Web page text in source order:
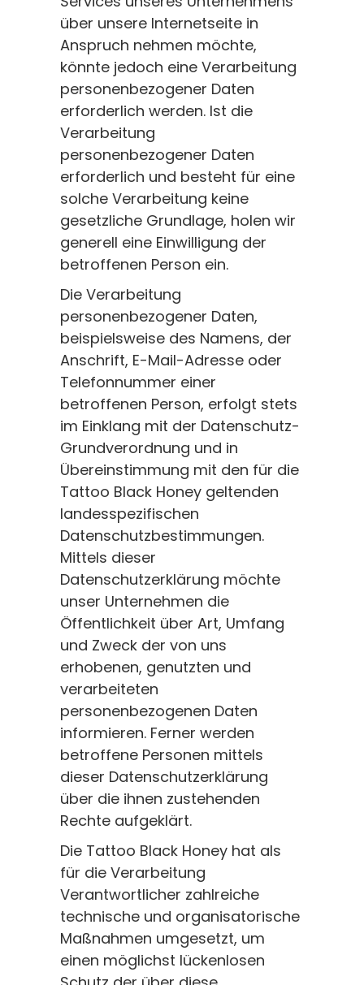
über unsere Internetseite in
Anspruch nehmen möchte,
könnte jedoch eine Verarbeitung
personenbezogener Daten
erforderlich werden. Ist die
Verarbeitung
personenbezogener Daten
erforderlich und besteht für eine
solche Verarbeitung keine
gesetzliche Grundlage, holen wir
generell eine Einwilligung der
betroffenen Person ein.
Die Verarbeitung
personenbezogener Daten,
beispielsweise des Namens, der
Anschrift, E-Mail-Adresse oder
Telefonnummer einer
betroffenen Person, erfolgt stets
im Einklang mit der Datenschutz-
Grundverordnung und in
Übereinstimmung mit den für die
Tattoo Black Honey geltenden
landesspezifischen
Datenschutzbestimmungen.
Mittels dieser
Datenschutzerklärung möchte
unser Unternehmen die
Öffentlichkeit über Art, Umfang
und Zweck der von uns
erhobenen, genutzten und
verarbeiteten
personenbezogenen Daten
informieren. Ferner werden
betroffene Personen mittels
dieser Datenschutzerklärung
über die ihnen zustehenden
Rechte aufgeklärt.
Die Tattoo Black Honey hat als
für die Verarbeitung
Verantwortlicher zahlreiche
technische und organisatorische
Maßnahmen umgesetzt, um
einen möglichst lückenlosen